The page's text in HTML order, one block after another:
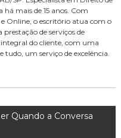
mais de 15 anos. Com
Online, o escritório atua com o
de serviços de
do cliente, com uma
tudo, um serviço de excelência.
Quando a Conversa